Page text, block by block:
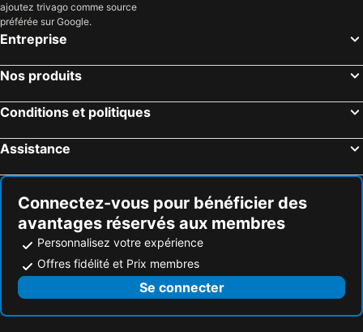
ajoutez trivago comme source
préférée sur Google.
Entreprise
Nos produits
Conditions et politiques
Assistance
Connectez-vous pour bénéficier des
avantages réservés aux membres
Personnalisez votre expérience
Offres fidélité et Prix membres
Se connecter